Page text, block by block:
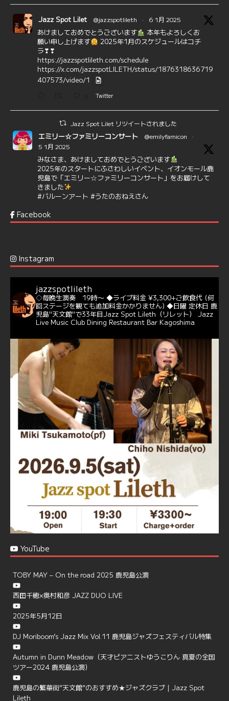
Jazz Spot Lilet @jazzspotlileth · 6 1月 2025
あけましておめでとうございます
本年もよろしくお
願い申し上げます
2025年1月のスケジュールはコチ
ラ❣❣
https://jazzspotlileth.com/schedule
https://x.com/jazzspotLILETH/status/1876318636719
407573/video/1
Twitter
Jazz Spot Lilet リツイートされました
エミリー☆ファミリーコンサート @emilyfamicon
·
5 1月 2025
みなさま、あけましておめでとうございます
2025年のスタートにふさわしいイベント、イオンモール鹿
児島で「エミリー☆ファミリーコンサート」をお届けして
きました
#バルーンアート #うたのおねえさん
6 7 Twitter
@delightful_gang
バー♪♬
当店での演奏シーンもご覧いただけます❣❣
#天文館ミリオネーション #ジャミラ #クリスマスソング
https://youtu.be/2lhypP4KWc4?si=CEbY-wEg5HDc_iEv
6 Twitter
Jazz Spot Lilet · 11 11月 2024
忘年会＆新年会 ご予約承り中❣❣
☆窓辺から天文館ミリオネーション
☆JAZZの生演奏を聴きながら♪
☆地産地消に拘ったフードメニュー
プラン内容はご予算とご要望に応じてアレンジ可能ですの
で、お気軽にお問い合せください
https://jazzspotlileth.com/recommend/8650
6 7 Twitter
Load More
Facebook
Instagram
jazzspotlileth
◇毎晩生演奏 19時〜 ◆ライブ料金 ¥3,300+ご飲食代 (何
回ステージを観ても追加料金かかりません) ◆日曜 定休日 鹿
児島"天文館"で33年目Jazz Spot Lileth（リレット）
Jazz
Live Music Club Dining Restaurant Bar Kagoshima
YouTube
TOBY MAY – On the road 2025 鹿児島公演
西田千穂×奥村和彦 JAZZ DUO LIVE
2025年5月12日
DJ Moriboom’s Jazz Mix Vol.11 鹿児島ジャズフェスティバル特集
Autumn in Dunn Meadow（天才ピアニストゆうこりん 真夏の全国
ツアー2024 鹿児島公演）
鹿児島の繁華街”天文館”のおすすめ★ジャズクラブ | Jazz Spot
Lileth